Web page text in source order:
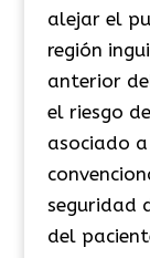
alejar el
región
anterior
el riesgo
asociado
seguridad
del